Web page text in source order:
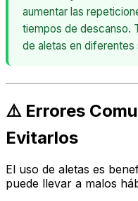
aumentar las
tiempos de descanso.
de aletas en diferentes
⚠️ Errores
Evitarlos
El uso de aletas es
puede llevar a malos